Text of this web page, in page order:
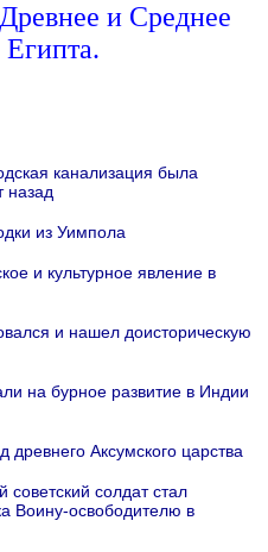
и Среднее
Египта.
канализация была
назад
из Уимпола
и культурное явление в
и нашел доисторическую
на бурное развитие в Индии
Аксумского царства
советский солдат стал
Воину-освободителю в